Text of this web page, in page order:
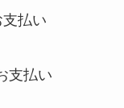
払い
支払い